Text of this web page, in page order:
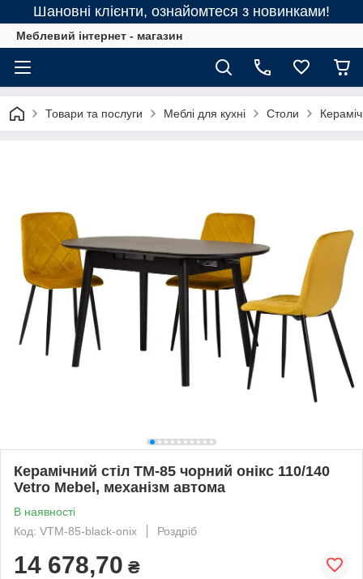
Шановні клієнти, ознайомтеся з новинками!
Меблевий інтернет - магазин
Товари та послуги Меблі для кухні Столи
Керамічний стіл TM-85 чорний онікс 110/140
Vetro Mebel, механізм автома
В наявності
Код: VTM-85-black-onix
Роздріб
14 678,70 ₴